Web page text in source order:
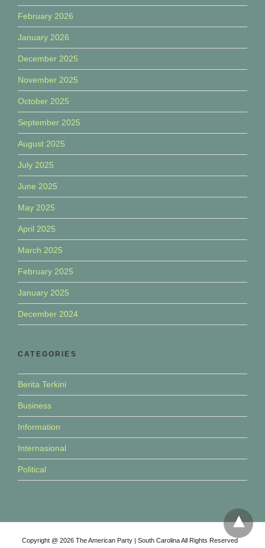
February 2026
January 2026
December 2025
November 2025
October 2025
September 2025
August 2025
July 2025
June 2025
May 2025
April 2025
March 2025
February 2025
January 2025
December 2024
CATEGORIES
Berita Terkini
Business
Information
Internasional
Political
Copyright @ 2026 The American Party | South Carolina All Rights Reserved